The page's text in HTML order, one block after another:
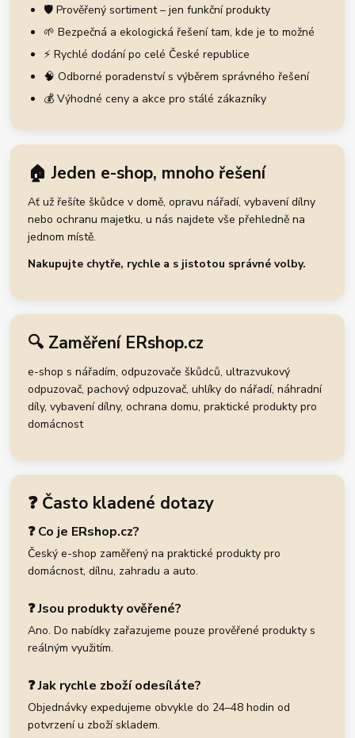
🛡️ Prověřený sortiment – jen funkční produkty
🌱 Bezpečná a ekologická řešení tam, kde je to možné
⚡ Rychlé dodání po celé České republice
🧠 Odborné poradenství s výběrem správného řešení
💰 Výhodné ceny a akce pro stálé zákazníky
🏠 Jeden e-shop, mnoho řešení
Ať už řešíte škůdce v domě, opravu nářadí, vybavení dílny
nebo ochranu majetku, u nás najdete vše přehledně na
jednom místě.
Nakupujte chytře, rychle a s jistotou správné volby.
🔍 Zaměření ERshop.cz
e-shop s nářadím, odpuzovače škůdců, ultrazvukový
odpuzovač, pachový odpuzovač, uhlíky do nářadí, náhradní
díly, vybavení dílny, ochrana domu, praktické produkty pro
domácnost
❓ Často kladené dotazy
❓ Co je ERshop.cz?
Český e-shop zaměřený na praktické produkty pro
domácnost, dílnu, zahradu a auto.
❓ Jsou produkty ověřené?
Ano. Do nabídky zařazujeme pouze prověřené produkty s
reálným využitím.
❓ Jak rychle zboží odesíláte?
Objednávky expedujeme obvykle do 24–48 hodin od
potvrzení u zboží skladem.